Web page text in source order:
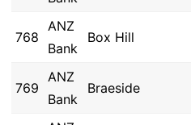
768
ANZ
Bank
Box Hill
769
ANZ
Bank
Braeside